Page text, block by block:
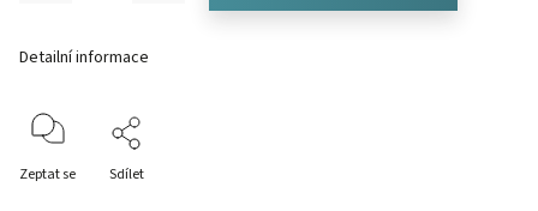
Detailní informace
Zeptat se Sdílet